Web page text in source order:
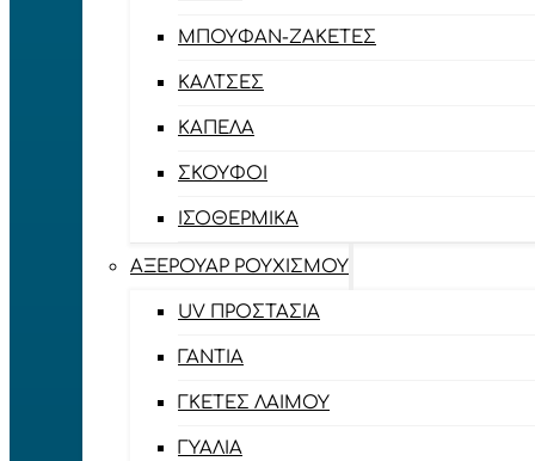
ΜΠΟΥΦΆΝ-ΖΑΚΈΤΕΣ
ΚΆΛΤΣΕΣ
ΚΑΠΈΛΑ
ΣΚΟΎΦΟΙ
ΙΣΟΘΕΡΜΙΚΆ
ΑΞΕΡΟΥΆΡ ΡΟΥΧΙΣΜΟΎ
UV ΠΡΟΣΤΑΣΊΑ
ΓΆΝΤΙΑ
ΓΚΈΤΕΣ ΛΑΊΜΟΥ
ΓΥΑΛΙΆ